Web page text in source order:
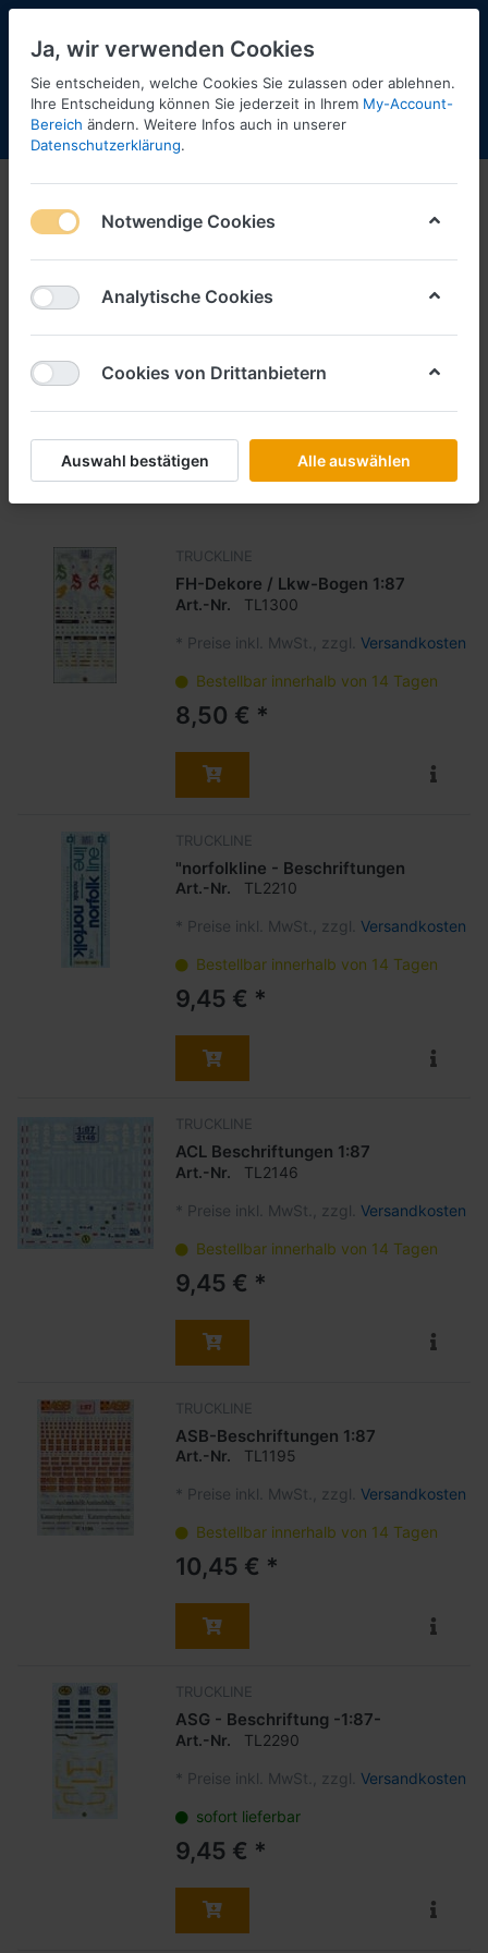
Menü Anmelden Shopaktualisierung
Truck Line Decals
1-12 von 274
1:50
Filtern Sortieren
TRUCKLINE
FH-Dekore / Lkw-Bogen 1:87
Art.-Nr. TL1300
* Preise inkl. MwSt., zzgl. Versandkosten
Bestellbar innerhalb von 14 Tagen
8,50 € *
TRUCKLINE
"norfolkline - Beschriftungen
Art.-Nr. TL2210
* Preise inkl. MwSt., zzgl. Versandkosten
Bestellbar innerhalb von 14 Tagen
9,45 € *
TRUCKLINE
ACL Beschriftungen 1:87
Art.-Nr. TL2146
* Preise inkl. MwSt., zzgl. Versandkosten
Bestellbar innerhalb von 14 Tagen
9,45 € *
TRUCKLINE
ASB-Beschriftungen 1:87
Art.-Nr. TL1195
* Preise inkl. MwSt., zzgl. Versandkosten
Bestellbar innerhalb von 14 Tagen
10,45 € *
TRUCKLINE
ASG - Beschriftung -1:87-
Art.-Nr. TL2290
* Preise inkl. MwSt., zzgl. Versandkosten
sofort lieferbar
9,45 € *
Ja, wir verwenden Cookies
Sie entscheiden, welche Cookies Sie zulassen oder ablehnen.
Ihre Entscheidung können Sie jederzeit in Ihrem My-Account-
Bereich ändern. Weitere Infos auch in unserer
Datenschutzerklärung.
Notwendige Cookies
Analytische Cookies
Cookies von Drittanbietern
Auswahl bestätigen Alle auswählen